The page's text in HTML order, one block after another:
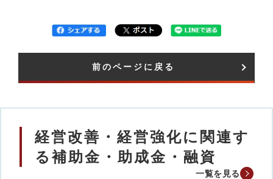
前のページに戻る
経営改善・経営強化に関連す
る補助金・助成金・融資
一覧を見る